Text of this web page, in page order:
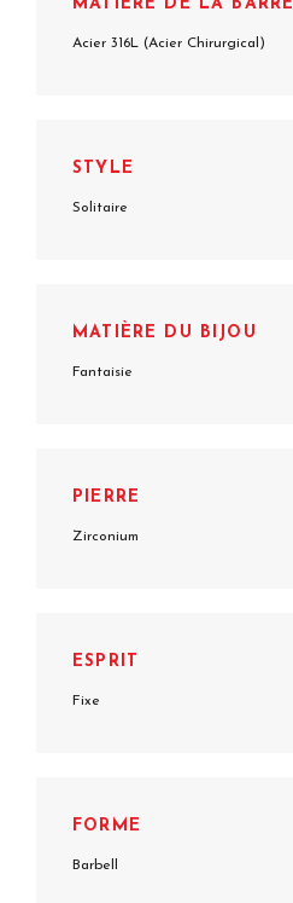
MATIÈRE DE LA BARRE
Acier 316L (Acier Chirurgical)
STYLE
Solitaire
MATIÈRE DU BIJOU
Fantaisie
PIERRE
Zirconium
ESPRIT
Fixe
FORME
Barbell